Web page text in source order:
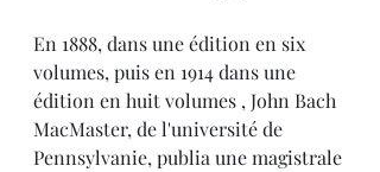
En 1888, dans une édition en six
volumes, puis en 1914 dans une
édition en huit volumes , John Bach
MacMaster, de l'université de
Pennsylvanie, publia une magistrale